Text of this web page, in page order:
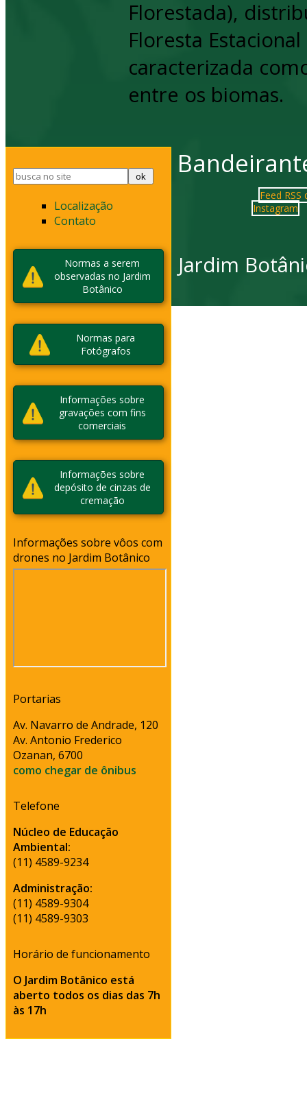
Florestada),
Floresta
caracterizada
entre os biomas.
Localização
Contato
Normas a serem
observadas no Jardim
Botânico
Normas para
Fotógrafos
Informações sobre
gravações com fins
comerciais
Informações sobre
depósito de cinzas de
cremação
Informações sobre vôos com
drones no Jardim Botânico
Portarias
Av. Navarro de Andrade, 120
Av. Antonio Frederico
Ozanan, 6700
como chegar de ônibus
Telefone
Núcleo de Educação
Ambiental:
(11) 4589-9234
Administração:
(11) 4589-9304
(11) 4589-9303
Horário de funcionamento
O Jardim Botânico está
aberto todos os dias das 7h
às 17h
Feed
Instagram
Jardim